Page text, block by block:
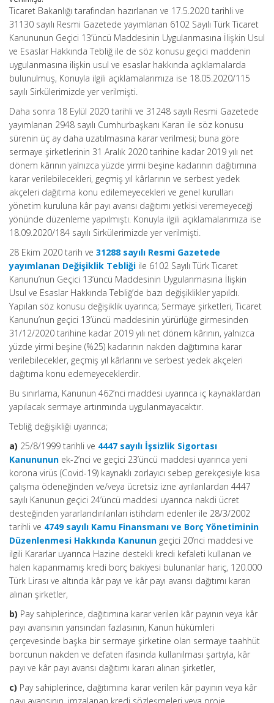
Ticaret Bakanlığı tarafından hazırlanan ve 17.5.2020 tarihli ve
31130 sayılı Resmi Gazetede yayımlanan 6102 Sayılı Türk Ticaret
Kanununun Geçici 13’üncü Maddesinin Uygulanmasına İlişkin Usul
ve Esaslar Hakkında Tebliğ ile de söz konusu geçici maddenin
uygulanmasına ilişkin usul ve esaslar hakkında açıklamalarda
bulunulmuş, Konuyla ilgili açıklamalarımıza ise 18.05.2020/115
sayılı Sirkülerimizde yer verilmişti.
Daha sonra 18 Eylül 2020 tarihli ve 31248 sayılı Resmi Gazetede
yayımlanan 2948 sayılı Cumhurbaşkanı Kararı ile söz konusu
sürenin üç ay daha uzatılmasına karar verilmesi; buna göre
sermaye şirketlerinin 31 Aralık 2020 tarihine kadar 2019 yılı net
dönem kârının yalnızca yüzde yirmi beşine kadarının dağıtımına
karar verilebilecekleri, geçmiş yıl kârlarının ve serbest yedek
akçeleri dağıtıma konu edilemeyecekleri ve genel kurulları
yönetim kuruluna kâr payı avansı dağıtımı yetkisi veremeyeceği
yönünde düzenleme yapılmıştı. Konuyla ilgili açıklamalarımıza ise
18.09.2020/184 sayılı Sirkülerimizde yer verilmişti.
28 Ekim 2020 tarih ve 31288 sayılı Resmi Gazetede
yayımlanan Değişiklik Tebliği ile 6102 Sayılı Türk Ticaret
Kanunu’nun Geçici 13’üncü Maddesinin Uygulanmasına İlişkin
Usul ve Esaslar Hakkında Tebliğ’de bazı değişiklikler yapıldı.
Yapılan söz konusu değişiklik uyarınca; Sermaye şirketleri, Ticaret
Kanunu’nun geçici 13’üncü maddesinin yürürlüğe girmesinden
31/12/2020 tarihine kadar 2019 yılı net dönem kârının, yalnızca
yüzde yirmi beşine (%25) kadarının nakden dağıtımına karar
verilebilecekler, geçmiş yıl kârlarını ve serbest yedek akçeleri
dağıtıma konu edemeyeceklerdir.
Bu sınırlama, Kanunun 462’nci maddesi uyarınca iç kaynaklardan
yapılacak sermaye artırımında uygulanmayacaktır.
Tebliğ değişikliği uyarınca;
a) 25/8/1999 tarihli ve 4447 sayılı İşsizlik Sigortası
Kanununun ek-2’nci ve geçici 23’üncü maddesi uyarınca yeni
korona virüs (Covid-19) kaynaklı zorlayıcı sebep gerekçesiyle kısa
çalışma ödeneğinden ve/veya ücretsiz izne ayrılanlardan 4447
sayılı Kanunun geçici 24’üncü maddesi uyarınca nakdi ücret
desteğinden yararlandırılanları istihdam edenler ile 28/3/2002
tarihli ve 4749 sayılı Kamu Finansmanı ve Borç Yönetiminin
Düzenlenmesi Hakkında Kanunun geçici 20’nci maddesi ve
ilgili Kararlar uyarınca Hazine destekli kredi kefaleti kullanan ve
halen kapanmamış kredi borç bakiyesi bulunanlar hariç, 120.000
Türk Lirası ve altında kâr payı ve kâr payı avansı dağıtımı kararı
alınan şirketler,
b) Pay sahiplerince, dağıtımına karar verilen kâr payının veya kâr
payı avansının yarısından fazlasının, Kanun hükümleri
çerçevesinde başka bir sermaye şirketine olan sermaye taahhüt
borcunun nakden ve defaten ifasında kullanılması şartıyla, kâr
payı ve kâr payı avansı dağıtımı kararı alınan şirketler,
c) Pay sahiplerince, dağıtımına karar verilen kâr payının veya kâr